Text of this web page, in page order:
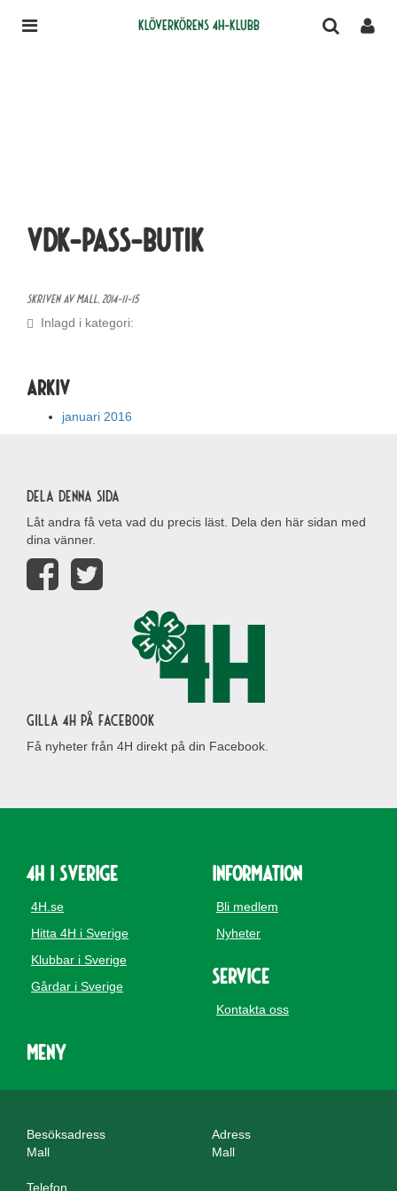
Klöverkörens 4H-klubb
vdk-pass-butik
Skriven av Mall,2014-11-15
Inlagd i kategori:
Arkiv
januari 2016
Dela denna sida
Låt andra få veta vad du precis läst. Dela den här sidan med
dina vänner.
Gilla 4H på Facebook
Få nyheter från 4H direkt på din Facebook.
4H i Sverige
4H.se
Hitta 4H i Sverige
Klubbar i Sverige
Gårdar i Sverige
Information
Bli medlem
Nyheter
Service
Kontakta oss
Meny
Besöksadress
Mall
Adress
Mall
Telefon